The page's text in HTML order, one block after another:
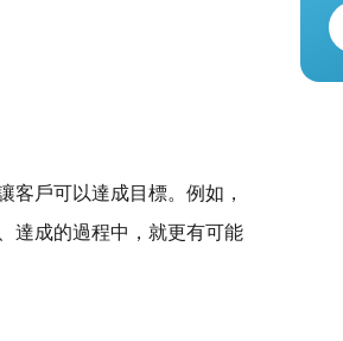
客戶可以達成目標。例如，
達成的過程中，就更有可能